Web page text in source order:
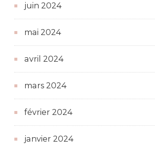
juin 2024
mai 2024
avril 2024
mars 2024
février 2024
janvier 2024